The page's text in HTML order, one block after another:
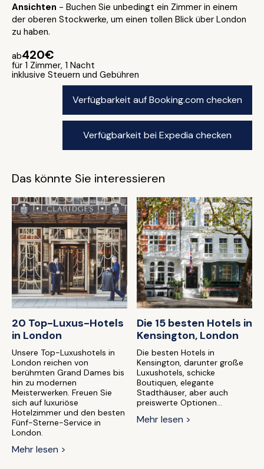
Ansichten - Buchen Sie unbedingt ein Zimmer in einem
der oberen Stockwerke, um einen tollen Blick über London
zu haben.
ab420€
für 1 Zimmer, 1 Nacht
inklusive Steuern und Gebühren
Verfügbarkeit auf Booking.com checken
Verfügbarkeit bei Expedia checken
Das könnte Sie interessieren
20 Top-Luxus-Hotels
in London
Unsere Top-Luxushotels in
London reichen von
berühmten Grand Dames bis
hin zu modernen
Meisterwerken. Freuen Sie
sich auf luxuriöse
Hotelzimmer und den besten
Fünf-Sterne-Service in
London.
Mehr lesen >
Die 15 besten Hotels in
Kensington, London
Die besten Hotels in
Kensington, darunter große
Luxushotels, schicke
Boutiquen, elegante
Stadthäuser, aber auch
preiswerte Optionen...
Mehr lesen >